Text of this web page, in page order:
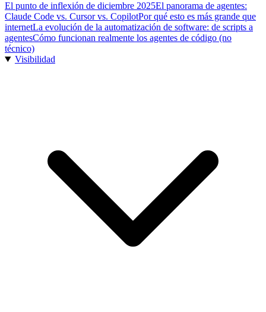
El punto de inflexión de diciembre 2025El panorama de agentes:
Claude Code vs. Cursor vs. CopilotPor qué esto es más grande que
internetLa evolución de la automatización de software: de scripts a
agentesCómo funcionan realmente los agentes de código (no
técnico)
Visibilidad